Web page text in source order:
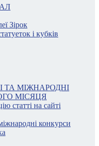
Зірок
і кубків
ТА МІЖНАРОДНІ
МІСЯЦЯ
статті на сайті
конкурси